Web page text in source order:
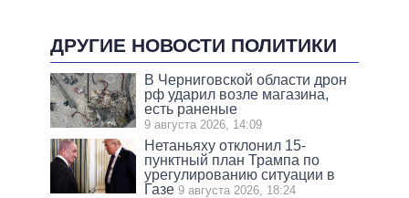
ДРУГИЕ НОВОСТИ ПОЛИТИКИ
В Черниговской области дрон
рф ударил возле магазина,
есть раненые
9 августа 2026, 14:09
Нетаньяху отклонил 15-
пунктный план Трампа по
урегулированию ситуации в
Газе 9 августа 2026, 18:24